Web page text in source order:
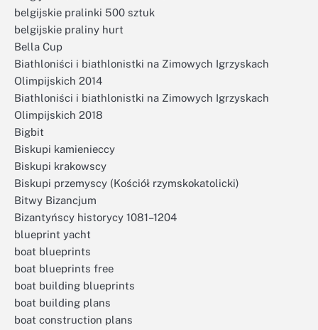
belgijskie pralinki 500 sztuk
belgijskie praliny hurt
Bella Cup
Biathloniści i biathlonistki na Zimowych Igrzyskach
Olimpijskich 2014
Biathloniści i biathlonistki na Zimowych Igrzyskach
Olimpijskich 2018
Bigbit
Biskupi kamienieccy
Biskupi krakowscy
Biskupi przemyscy (Kościół rzymskokatolicki)
Bitwy Bizancjum
Bizantyńscy historycy 1081–1204
blueprint yacht
boat blueprints
boat blueprints free
boat building blueprints
boat building plans
boat construction plans